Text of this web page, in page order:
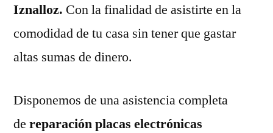
Iznalloz. Con la finalidad de asistirte en la
comodidad de tu casa sin tener que gastar
altas sumas de dinero.
Disponemos de una asistencia completa
de reparación placas electrónicas